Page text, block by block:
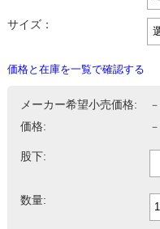
サイズ：
価格と在庫を一覧で確認する
メーカー希望小売価格:
－
価格:
－
股下:
数量: